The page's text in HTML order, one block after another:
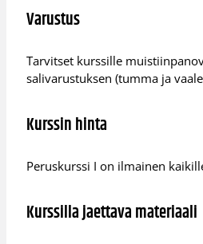
Varustus
Tarvitset kurssille
salivarustuksen (tumma ja
Kurssin hinta
Peruskurssi I on ilmainen
Kurssilla jaettava materiaali